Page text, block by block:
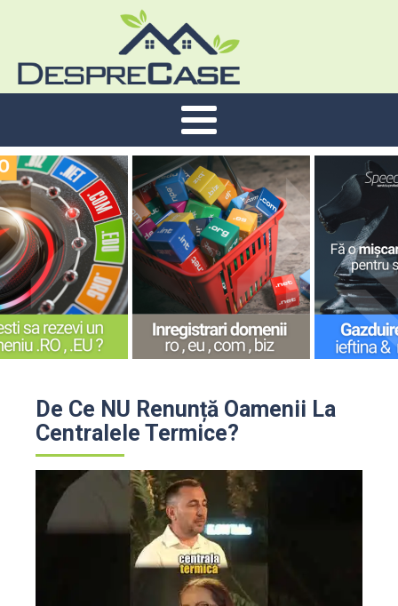
De Ce NU Renunță Oamenii La
Centralele Termice?